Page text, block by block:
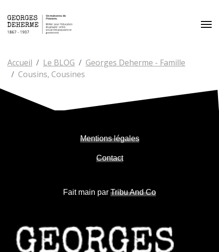
Accueil Le BLOG
Georges Deherme - Famille
Cousins, Cousines
Mentions légales
Contact
Fait main par Tribu And Co